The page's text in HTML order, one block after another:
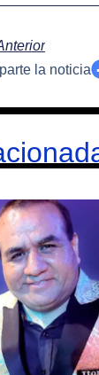
la noticia